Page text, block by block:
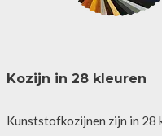
Kozijn in 28 kleuren
Kunststofkozijnen zijn in 28